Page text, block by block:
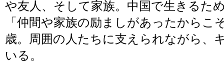
や友人、そして家族。中国で生きるた
「仲間や家族の励ましがあったからこ
歳。周囲の人たちに支えられながら、
いる。